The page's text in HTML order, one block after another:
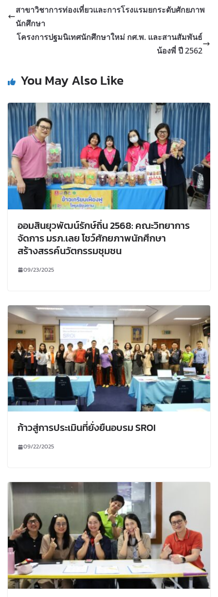
สาขาวิชาการท่องเที่ยวและการโรงแรมยกระดับศักยภาพ
นักศึกษา
โครงการปฐมนิเทศนักศึกษาใหม่ กศ.พ. และสานสัมพันธ์
น้องพี่ ปี 2562
You May Also Like
ออมสินยุวพัฒน์รักษ์ถิ่น 2568: คณะวิทยาการ
จัดการ มรภ.เลย โชว์ศักยภาพนักศึกษา
สร้างสรรค์นวัตกรรมชุมชน
09/23/2025
ก้าวสู่การประเมินที่ยั่งยืนอบรม SROI
09/22/2025